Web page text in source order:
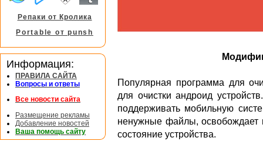
Популярная программа для
для очистки андроид
поддерживать мобильную
ненужные файлы, освобождает
состояние устройства.
Репаки от Кролика
Portable от punsh
Информация:
ПРАВИЛА САЙТА
Вопросы и ответы
Все новости сайта
Размещение рекламы
Добавление новостей
Ваша помощь сайту